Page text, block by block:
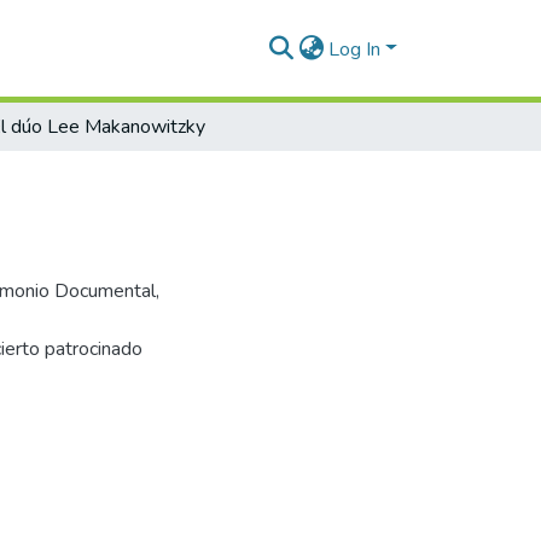
Log In
dúo Lee Makanowitzky
Documental,
patrocinado